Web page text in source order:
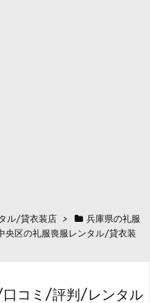
ル/貸衣装店 >
兵庫県の礼服
央区の礼服喪服レンタル/貸衣装
コミ/評判/レンタル